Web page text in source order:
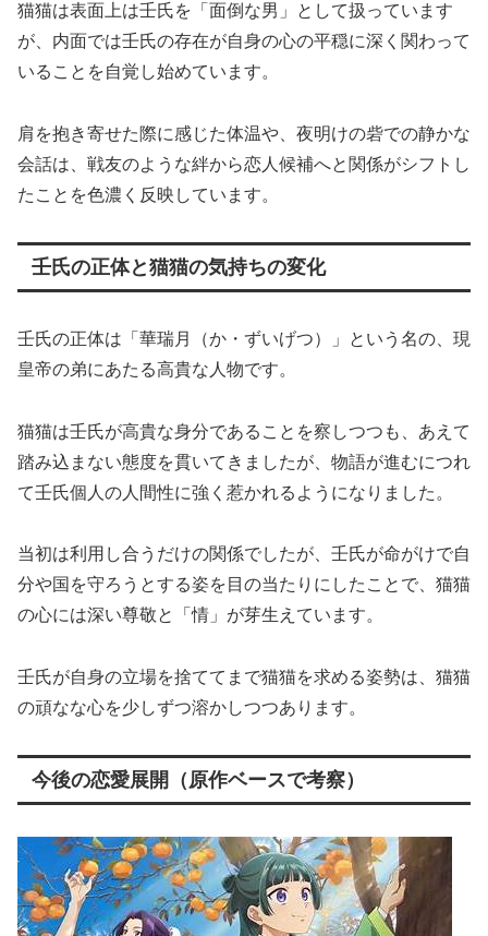
猫猫は表面上は壬氏を「面倒な男」として扱っています
が、内面では壬氏の存在が自身の心の平穏に深く関わって
いることを自覚し始めています。
肩を抱き寄せた際に感じた体温や、夜明けの砦での静かな
会話は、戦友のような絆から恋人候補へと関係がシフトし
たことを色濃く反映しています。
壬氏の正体と猫猫の気持ちの変化
壬氏の正体は「華瑞月（か・ずいげつ）」という名の、現
皇帝の弟にあたる高貴な人物です。
猫猫は壬氏が高貴な身分であることを察しつつも、あえて
踏み込まない態度を貫いてきましたが、物語が進むにつれ
て壬氏個人の人間性に強く惹かれるようになりました。
当初は利用し合うだけの関係でしたが、壬氏が命がけで自
分や国を守ろうとする姿を目の当たりにしたことで、猫猫
の心には深い尊敬と「情」が芽生えています。
壬氏が自身の立場を捨ててまで猫猫を求める姿勢は、猫猫
の頑なな心を少しずつ溶かしつつあります。
今後の恋愛展開（原作ベースで考察）